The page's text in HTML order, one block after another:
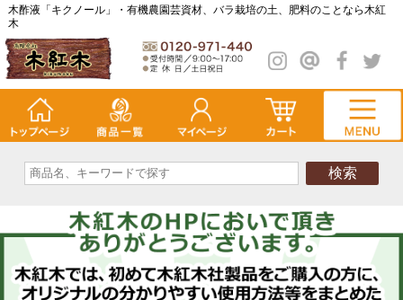
木酢液「キクノール」・有機農園芸資材、バラ栽培の土、肥料のことなら木紅
木